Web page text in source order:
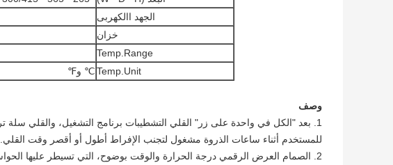
الجهد االكهربى
خزان
Temp.Range
Temp.Unit℃ و℉
وصف
للمستخدم أثناء ساعات الذروة مشغول لتجنب الإفراط أطول أو أقصر وقت القلي.
2. الصمام العرض الرقمي درجة الحرارة والوقت بوضوح، التي تسيطر عليها الحواسيب الصغيرة ضمان أفضل النتائج الطبخ.